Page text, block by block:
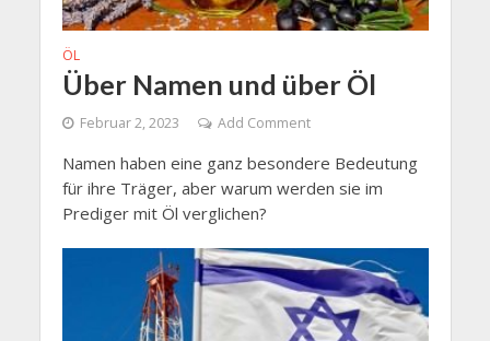
ÖL
Über Namen und über Öl
Februar 2, 2023 Add Comment
Namen haben eine ganz besondere Bedeutung
für ihre Träger, aber warum werden sie im
Prediger mit Öl verglichen?